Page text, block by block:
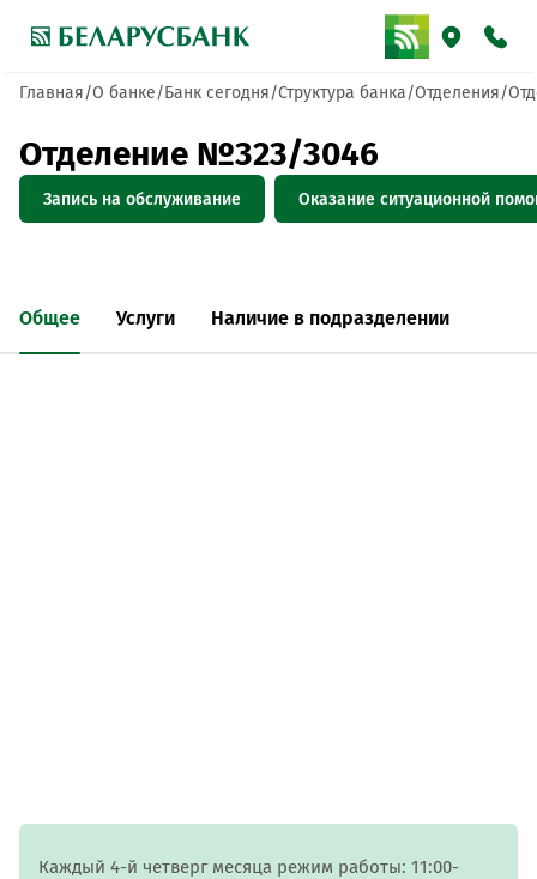
Главная О банке Банк сегодня Структура банка Отделения
Отделение №323/3046
Запись на обслуживание Оказание ситуационной
Общее Услуги Наличие в подразделении
Каждый 4-й четверг месяца режим работы: 11:00-